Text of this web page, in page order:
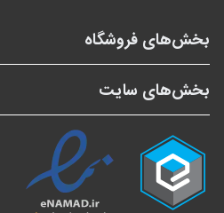
بخش‌های فروشگاه
بخش‌های سایت